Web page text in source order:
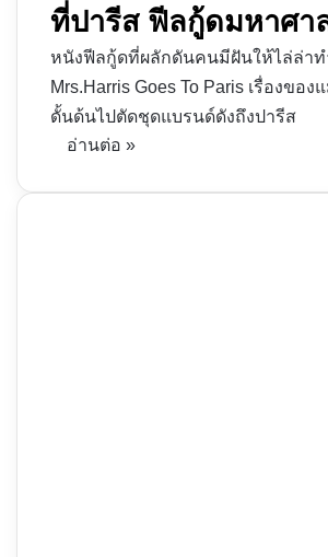
ที่ปารีส ฟีลกู้ดมหาศา
หนังฟีลกู้ดที่ผลักดันคนมีฝันให้ไล่ล่าท
Mrs.Harris Goes To Paris เรื่องขอ
ดั้นด้นไปตัดชุดแบรนด์ดังถึงปารีส
อ่านต่อ »